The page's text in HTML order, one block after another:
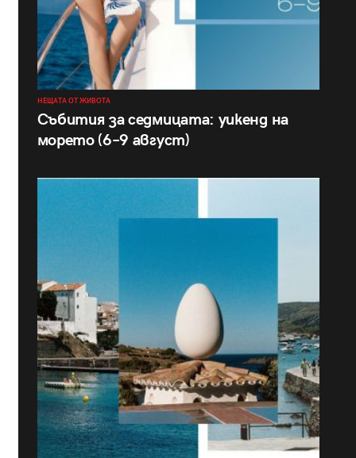
НЕЩАТА ОТ ЖИВОТА
Събития за седмицата: уикенд на
морето (6–9 август)